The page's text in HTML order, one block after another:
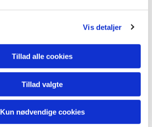
Vis detaljer
Tillad alle cookies
Tillad valgte
Kun nødvendige cookies